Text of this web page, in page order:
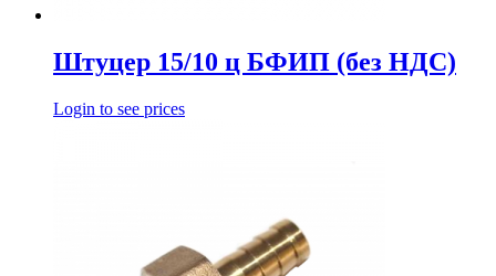
Штуцер 15/10 ц БФИП (без НДС)
Login to see prices